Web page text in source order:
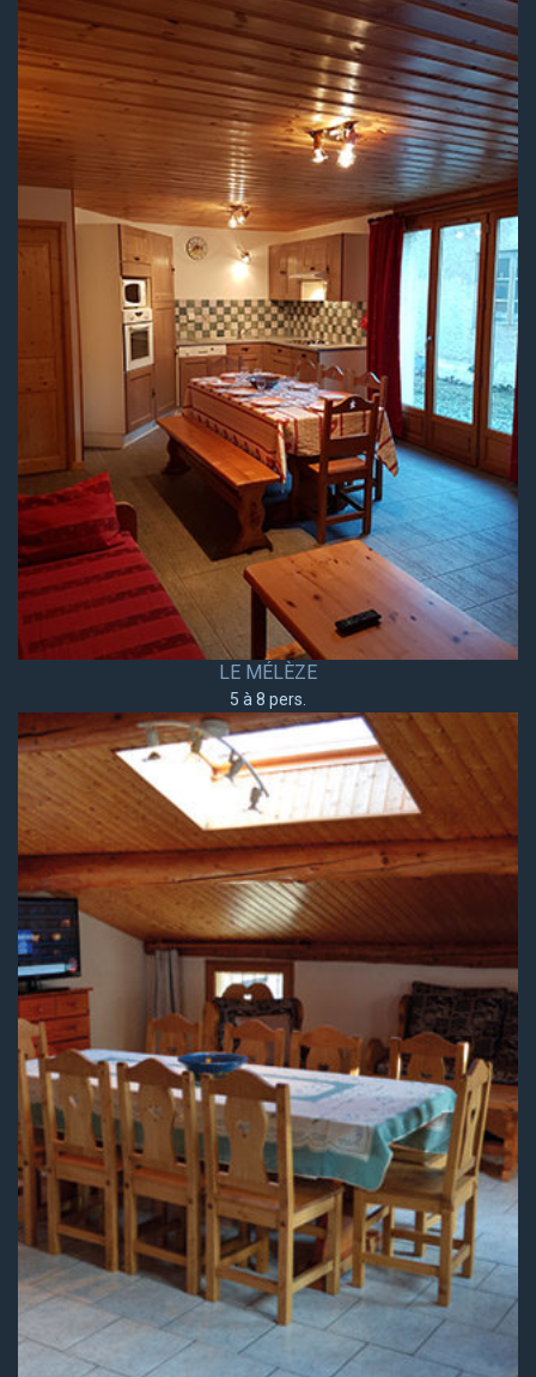
LE MÉLÈZE
5 à 8 pers.